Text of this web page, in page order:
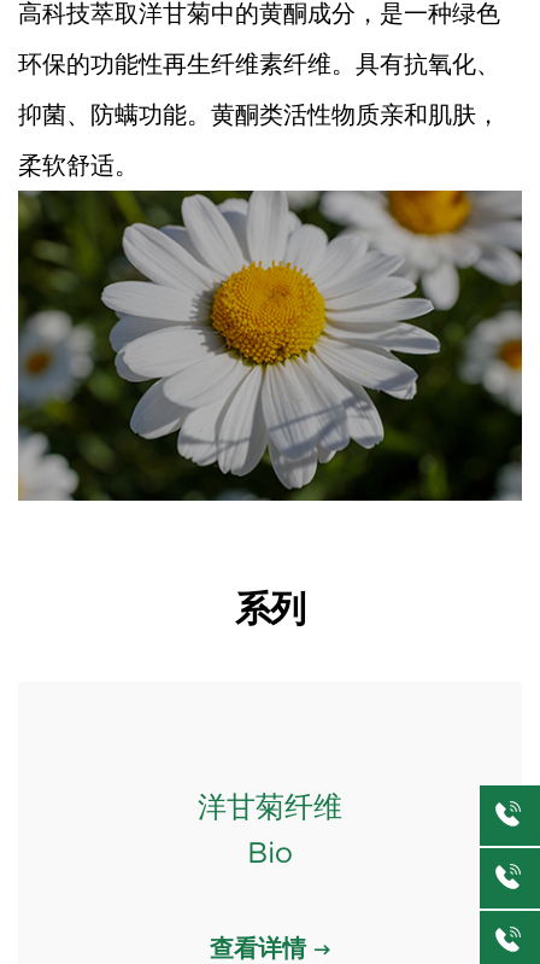
高科技萃取洋甘菊中的黄酮成分，是一种绿色
环保的功能性再生纤维素纤维。具有抗氧化、
抑菌、防螨功能。黄酮类活性物质亲和肌肤，
柔软舒适。
系列
洋甘菊纤维
Bio
查看详情